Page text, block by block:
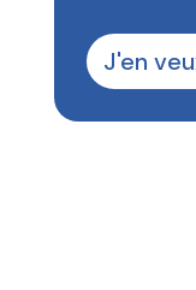
J'en